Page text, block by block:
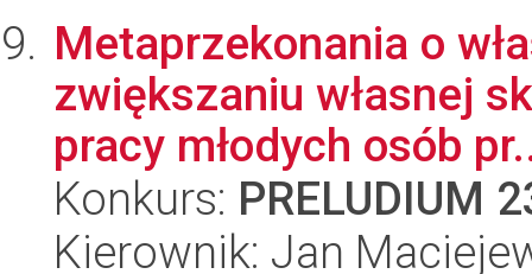
Metaprzekonania o
zwiększaniu własnej
pracy młodych osób
Konkurs: PRELUDIUM
Kierownik: Jan